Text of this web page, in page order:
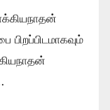
பிறப்பிடமாகவும்